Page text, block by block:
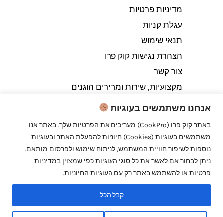
אנחנו משתמשים בעוגיות
באתר קוק פרו (CookPro) מעריכים את הפרטיות שלך. באתר אנו
משתמשים בעוגיות (Cookies) חיוניות להפעלת האתר ובעוגיות
נוספות לשיפור חוויית המשתמש, לניתוח שימוש ולפרסום מותאם.
ניתן לבחור אם לאשר את כל סוגי העוגיות כפי שמצוין במדיניות
פרטיות או להשתמש באתר רק עם העוגיות החיוניות.
קבל הכל
מדיניות פרטיות
עגלת קניות
תנאי שימוש
הצהרת נגישות קוק פרו
צור קשר
מקצועיות, שירות ומחירים הוגנים
Copyright © 2026 קוק פרו - לבשל כמו מקצוענים